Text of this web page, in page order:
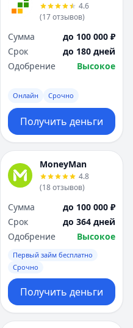
4.6
(17отзывов)
Сумма
до 100 000 ₽
Срок
до 180 дней
Одобрение
Высокое
Онлайн Срочно
Получить деньги
MoneyMan
4.8
(18отзывов)
Сумма
до 100 000 ₽
Срок
до 364 дней
Одобрение
Высокое
Первый займ бесплатно
Срочно
Получить деньги